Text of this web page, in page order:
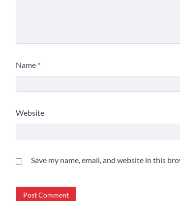
Name *
Website
Save my name, email, and website in this